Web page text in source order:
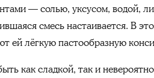
— солью, уксусом, водой,
смесь настаивается. В
ей лёгкую пастообразную
как сладкой, так и